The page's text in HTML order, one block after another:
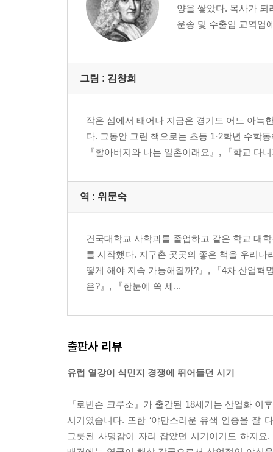
대니얼 디포의 일대기
양을 쌓았다. 목사가 되
운송 및 수출입 교역업
그림 : 김창희
작은 섬에서 태어나 지금은 경기도 어느 아늑
다. 그동안 그린 책으로는 초등 1·2학년 수학
『할아버지와 나는 일촌이래요』, 『학교 다
역 : 위문숙
건국대학교 사학과를 졸업하고 같은 학교 대
를 시작했다. 지구촌 곳곳의 좋은 책을 우리
떻게 해야 지속 가능해질까?』, 『4차 산업혁
은?』, 『한눈에 쏙 세...
출판사 리뷰
유럽 열강이 식민지 경쟁에 뛰어들던 시기
『로빈슨 크루소』가 출간된 18세기는 산업화
시기였습니다. 또한 ‘야만스러운 유색 인종을 잘
그릇된 사명감이 자리 잡았던 시기이기도 하지